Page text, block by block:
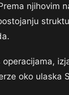
njihovim
oko ulaska